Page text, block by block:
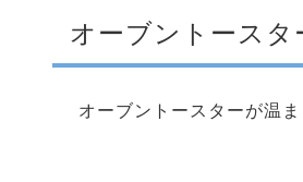
オーブントース
オーブントースターが温